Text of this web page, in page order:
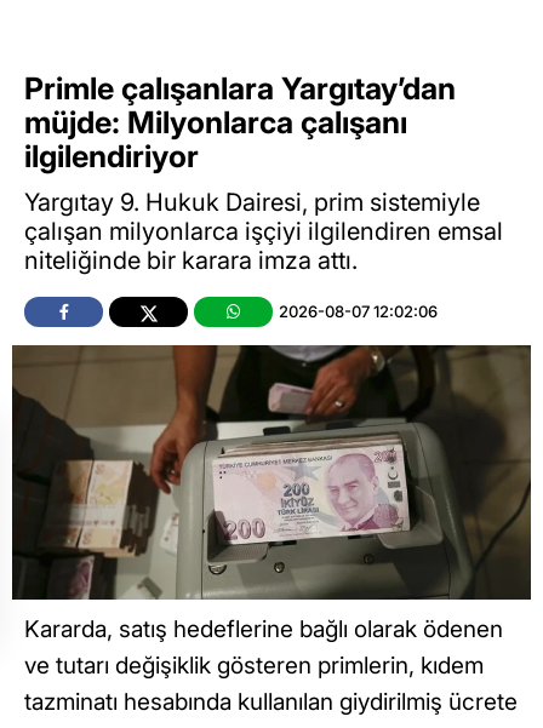
Primle çalışanlara Yargıtay’dan
müjde: Milyonlarca çalışanı
ilgilendiriyor
Yargıtay 9. Hukuk Dairesi, prim sistemiyle
çalışan milyonlarca işçiyi ilgilendiren emsal
niteliğinde bir karara imza attı.
2026-08-07 12:02:06
Kararda, satış hedeflerine bağlı olarak ödenen
ve tutarı değişiklik gösteren primlerin, kıdem
tazminatı hesabında kullanılan giydirilmiş ücrete